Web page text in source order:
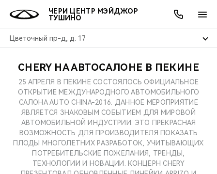
ЧЕРИ ЦЕНТР МЭЙДЖОР
ТУШИНО
Цветочный пр-д, д. 17
МОДЕЛИ
ВСЕ МОДЕЛИ
КРОССОВЕРЫ
СЕДАНЫ
ПОКУПАТЕЛЯМ
ВЫБОР И ПОКУПКА
КРЕДИТ И СТРАХОВАНИЕ
ВЛАДЕЛЬЦАМ
СЕРВИС
ЗАПЧАСТИ И АКСЕССУАРЫ
ПОДДЕРЖКА
МИР CHERY
АКСЕССУАРЫ
О БРЕНДЕ
CHERY В СОЦСЕТЯХ
АКЦИИ
ВЫГОДЫ И АКЦИИ
ОНЛАЙН СЕРВИСЫ
ВЫБОР И ПОКУПКА
КРЕДИТ
О КОМПАНИИ
О НАС
МЫ В СОЦСЕТЯХ
CHERY НА АВТОСАЛОНЕ В ПЕКИНЕ
25 АПРЕЛЯ В ПЕКИНЕ СОСТОЯЛОСЬ ОФИЦИАЛЬНОЕ
ОТКРЫТИЕ МЕЖДУНАРОДНОГО АВТОМОБИЛЬНОГО
САЛОНА AUTO CHINA-2016. ДАННОЕ МЕРОПРИЯТИЕ
ЯВЛЯЕТСЯ ЗНАКОВЫМ СОБЫТИЕМ ДЛЯ МИРОВОЙ
АВТОМОБИЛЬНОЙ ИНДУСТРИИ. ЭТО ПРЕКРАСНАЯ
ВОЗМОЖНОСТЬ ДЛЯ ПРОИЗВОДИТЕЛЯ ПОКАЗАТЬ
ПЛОДЫ МНОГОЛЕТНИХ РАЗРАБОТОК, УЧИТЫВАЮЩИХ
ПОТРЕБИТЕЛЬСКИЕ ПОЖЕЛАНИЯ, ТРЕНДЫ,
ТЕХНОЛОГИИ И НОВАЦИИ. КОНЦЕРН CHERY